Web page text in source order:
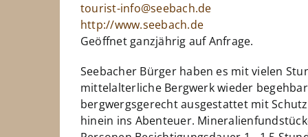
tourist-info@seebach.de
http://www.seebach.de
Geöffnet ganzjährig auf Anfrage.
Seebacher Bürger haben es mit vielen
mittelalterliche Bergwerk wieder
bergwergsgerecht ausgestattet mit
hinein ins Abenteuer.